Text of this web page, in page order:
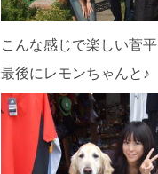
こんな感じで楽しい菅
最後にレモンちゃんと♪